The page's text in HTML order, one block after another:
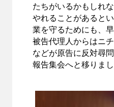
たちがいるかもしれ
やれることがあると
業を守るためにも、
被告代理人からはニ
などが原告に反対尋
報告集会へと移りまし